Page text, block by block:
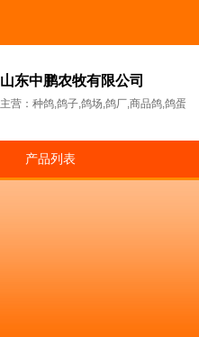
山东中鹏农牧有限公司
主营：种鸽,鸽子,鸽场,鸽厂,商品鸽,鸽蛋
产品列表